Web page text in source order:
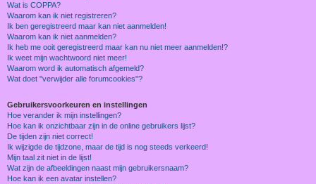
Wat is COPPA?
Waarom kan ik niet registreren?
Ik ben geregistreerd maar kan niet aanmelden!
Waarom kan ik niet aanmelden?
Ik heb me ooit geregistreerd maar kan nu niet meer aanmelden!?
Ik weet mijn wachtwoord niet meer!
Waarom word ik automatisch afgemeld?
Wat doet "verwijder alle forumcookies"?
Gebruikersvoorkeuren en instellingen
Hoe verander ik mijn instellingen?
Hoe kan ik onzichtbaar zijn in de online gebruikers lijst?
De tijden zijn niet correct!
Ik wijzigde de tijdzone, maar de tijd is nog steeds verkeerd!
Mijn taal zit niet in de lijst!
Wat zijn de afbeeldingen naast mijn gebruikersnaam?
Hoe kan ik een avatar instellen?